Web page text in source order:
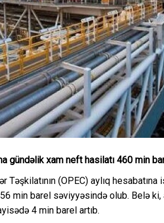
gündəlik xam neft hasilatı 460 min
(OPEC) aylıq
min barel səviyyəsində olub. Belə ki,
4 min barel artıb.